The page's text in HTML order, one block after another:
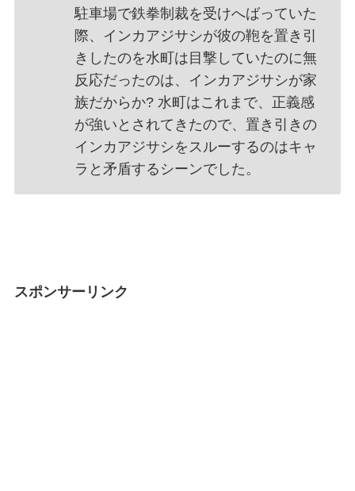
駐車場で鉄拳制裁を受けへばっていた
際、インカアジサシが彼の鞄を置き引
きしたのを水町は目撃していたのに無
反応だったのは、インカアジサシが家
族だからか? 水町はこれまで、正義感
が強いとされてきたので、置き引きの
インカアジサシをスルーするのはキャ
ラと矛盾するシーンでした。
スポンサーリンク